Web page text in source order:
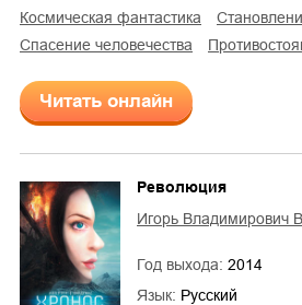
космическая фантастика
спасение человечества
Читать онлайн
Революция
Игорь Владимирович
Год выхода: 2014
Язык: Русский